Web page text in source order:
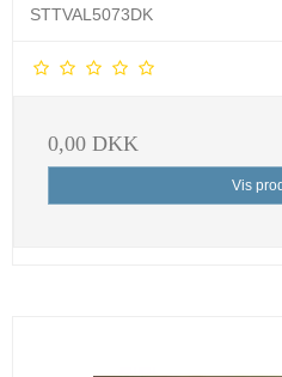
STTVAL5073DK
0,00 DKK
Vis